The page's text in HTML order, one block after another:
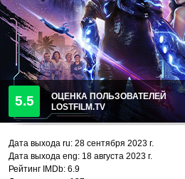
5.5
ОЦЕНКА ПОЛЬЗОВАТЕЛЕЙ
LOSTFILM.TV
Дата выхода ru: 28 сентября 2023 г.
Дата выхода eng: 18 августа 2023 г.
Рейтинг IMDb: 6.9